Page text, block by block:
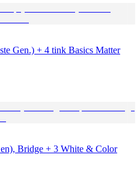
Gen.) + 4 tink Basics Matter
Bridge + 3 White & Color